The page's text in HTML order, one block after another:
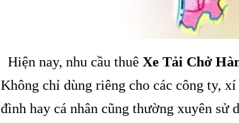
Hiện nay, nhu cầu thuê Xe Tải Chở
Không chỉ dùng riêng cho các công ty,
đình hay cá nhân cũng thường xuyên sử